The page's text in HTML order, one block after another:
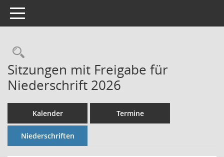
Toggle navigation
Rechercheauswahl
Sitzungen mit Freigabe für
Niederschrift 2026
Kalender Termine
Niederschriften